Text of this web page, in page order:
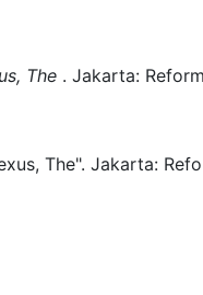
The . Jakarta:
The". Jakarta: